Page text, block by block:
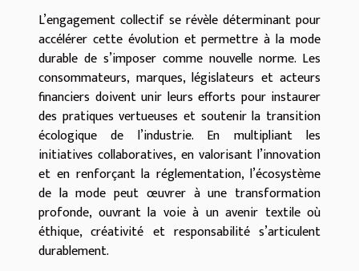
L’engagement collectif se révèle déterminant pour
accélérer cette évolution et permettre à la mode
durable de s’imposer comme nouvelle norme. Les
consommateurs, marques, législateurs et acteurs
financiers doivent unir leurs efforts pour instaurer
des pratiques vertueuses et soutenir la transition
écologique de l’industrie. En multipliant les
initiatives collaboratives, en valorisant l’innovation
et en renforçant la réglementation, l’écosystème
de la mode peut œuvrer à une transformation
profonde, ouvrant la voie à un avenir textile où
éthique, créativité et responsabilité s’articulent
durablement.